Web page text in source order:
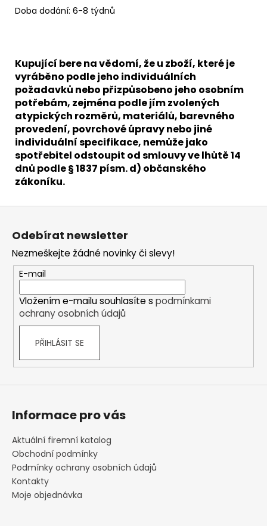
Doba dodání: 6-8 týdnů
Kupující bere na vědomí, že u zboží, které je
vyráběno podle jeho individuálních
požadavků nebo přizpůsobeno jeho osobním
potřebám, zejména podle jím zvolených
atypických rozměrů, materiálů, barevného
provedení, povrchové úpravy nebo jiné
individuální specifikace, nemůže jako
spotřebitel odstoupit od smlouvy ve lhůtě 14
dnů podle § 1837 písm. d) občanského
zákoníku.
Z
Odebírat newsletter
Nezmeškejte žádné novinky či slevy!
E-mail
Vložením e-mailu souhlasíte s podmínkami
ochrany osobních údajů
PŘIHLÁSIT SE
Informace pro vás
Aktuální firemní katalog
Obchodní podmínky
Podmínky ochrany osobních údajů
Kontakty
Moje objednávka